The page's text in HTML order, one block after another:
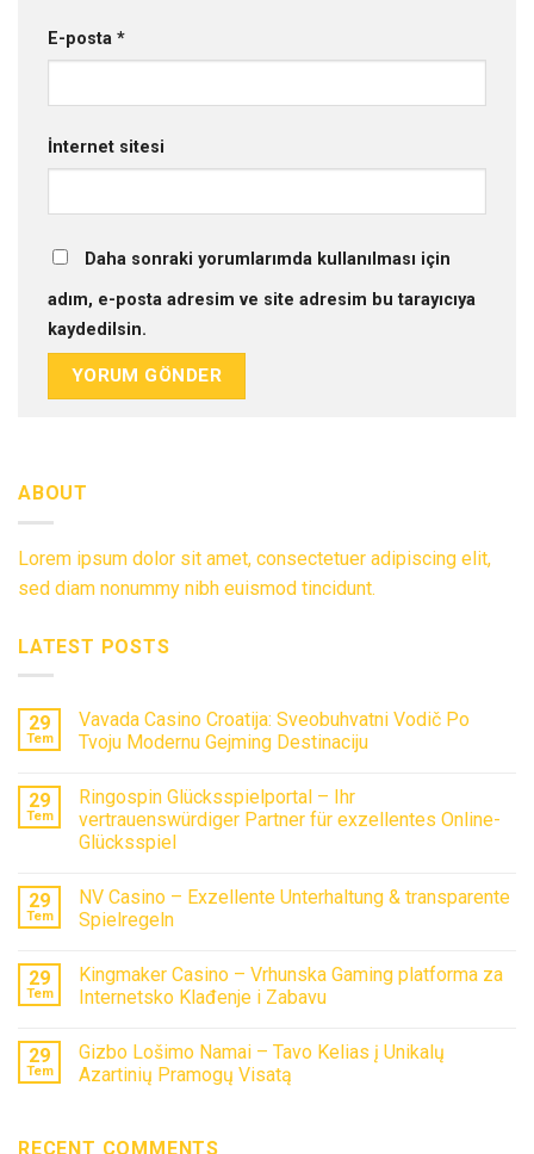
E-posta *
İnternet sitesi
Daha sonraki yorumlarımda kullanılması için
adım, e-posta adresim ve site adresim bu tarayıcıya
kaydedilsin.
ABOUT
Lorem ipsum dolor sit amet, consectetuer adipiscing elit,
sed diam nonummy nibh euismod tincidunt.
LATEST POSTS
29
Tem
Vavada Casino Croatija: Sveobuhvatni Vodič Po
Tvoju Modernu Gejming Destinaciju
29
Tem
Ringospin Glücksspielportal – Ihr
vertrauenswürdiger Partner für exzellentes Online-
Glücksspiel
29
Tem
NV Casino – Exzellente Unterhaltung & transparente
Spielregeln
29
Tem
Kingmaker Casino – Vrhunska Gaming platforma za
Internetsko Klađenje i Zabavu
29
Tem
Gizbo Lošimo Namai – Tavo Kelias į Unikalų
Azartinių Pramogų Visatą
RECENT COMMENTS